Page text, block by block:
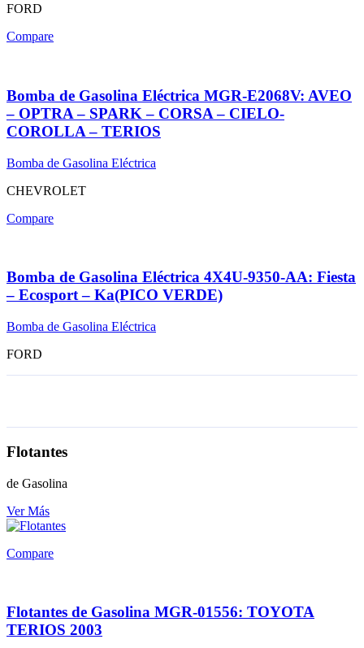
FORD
Compare
Bomba de Gasolina Eléctrica MGR-E2068V: AVEO
– OPTRA – SPARK – CORSA – CIELO-
COROLLA – TERIOS
Bomba de Gasolina Eléctrica
CHEVROLET
Compare
Bomba de Gasolina Eléctrica 4X4U-9350-AA: Fiesta
– Ecosport – Ka(PICO VERDE)
Bomba de Gasolina Eléctrica
FORD
Flotantes
de Gasolina
Ver Más
Compare
Flotantes de Gasolina MGR-01556: TOYOTA
TERIOS 2003